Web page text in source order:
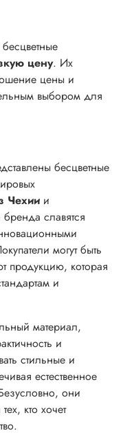
бесцветные
цену. Их
цены и
выбором для
бесцветные
Чехии и
славятся
могут быть
продукцию, которая
и
материал,
и
стильные и
естественное
они
кто хочет